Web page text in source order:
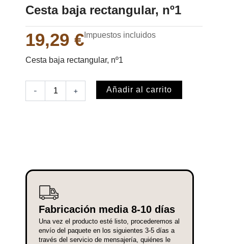
Cesta baja rectangular, nº1
19,29 € Impuestos incluidos
Cesta baja rectangular, nº1
- + Añadir al carrito
Fabricación media 8-10 días
Una vez el producto esté listo, procederemos al
envío del paquete en los siguientes 3-5 días a
través del servicio de mensajería, quiénes le